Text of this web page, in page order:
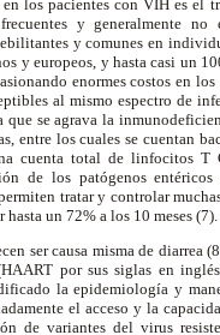
los pacientes con VIH es el
y generalmente no
y comunes en
y europeos, y hasta casi un
enormes costos en
al mismo espectro de
se agrava la
entre los cuales se cuentan
cuenta total de linfocitos
de los patógenos
tratar y controlar
un 72% a los 10 meses (7).
ser causa misma de diarrea
por sus siglas en
la epidemiología y
el acceso y la
de variantes del virus